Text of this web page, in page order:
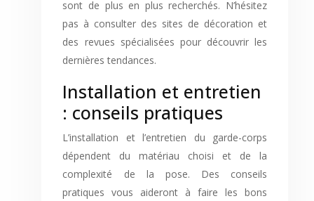
sont de plus en plus recherchés. N’hésitez
pas à consulter des sites de décoration et
des revues spécialisées pour découvrir les
dernières tendances.
Installation et entretien
: conseils pratiques
L’installation et l’entretien du garde-corps
dépendent du matériau choisi et de la
complexité de la pose. Des conseils
pratiques vous aideront à faire les bons